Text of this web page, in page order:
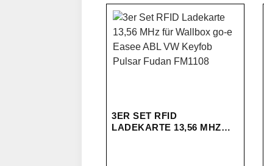
3ER SET RFID
LADEKARTE 13,56 MHZ